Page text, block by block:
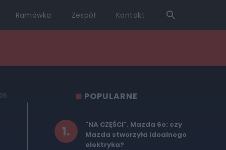
Ramówka Zespół Kontakt
POPULARNE
1.
"NA CZĘŚCI". Mazda 6e: czy
Mazda stworzyła idealnego
elektryka?